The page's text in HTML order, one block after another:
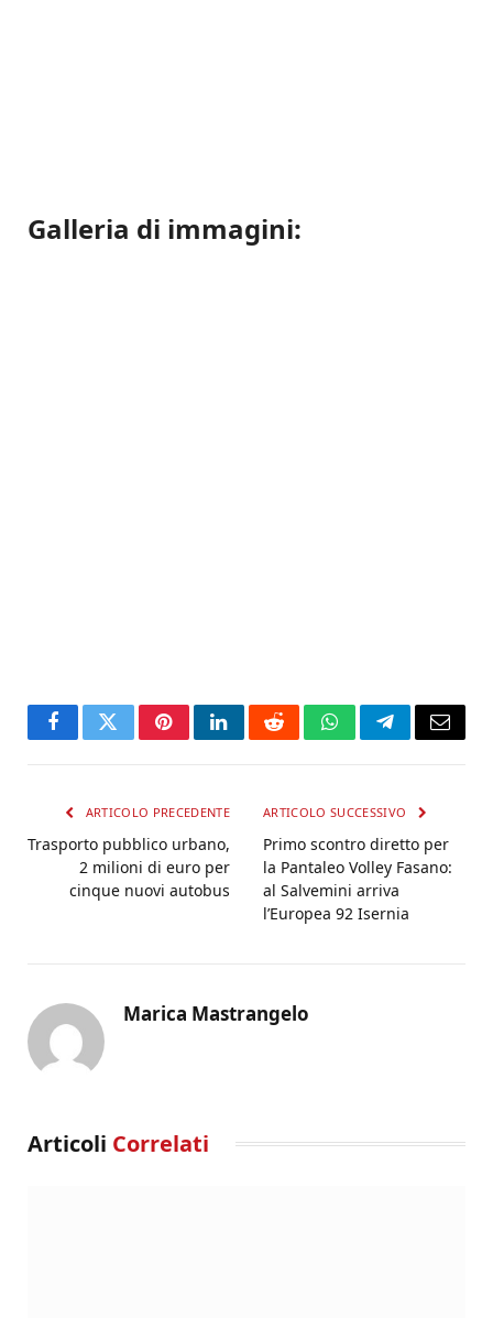
Galleria di immagini:
FacebookTwitterPinterestLinkedInRedditWhatsAppTelegramEmail
ARTICOLO PRECEDENTE
Trasporto pubblico urbano,
2 milioni di euro per
cinque nuovi autobus
ARTICOLO SUCCESSIVO
Primo scontro diretto per
la Pantaleo Volley Fasano:
al Salvemini arriva
l’Europea 92 Isernia
Marica Mastrangelo
Articoli Correlati